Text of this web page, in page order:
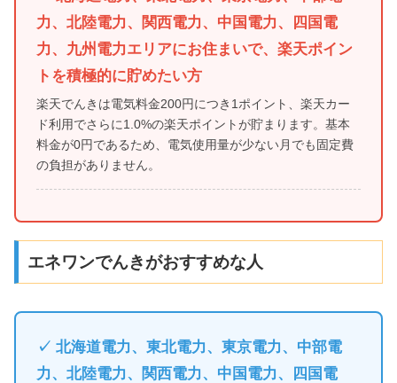
力、北陸電力、関西電力、中国電力、四国電
力、九州電力エリアにお住まいで、楽天ポイン
トを積極的に貯めたい方
楽天でんきは電気料金200円につき1ポイント、楽天カー
ド利用でさらに1.0%の楽天ポイントが貯まります。基本
料金が0円であるため、電気使用量が少ない月でも固定費
の負担がありません。
エネワンでんきがおすすめな人
✓ 北海道電力、東北電力、東京電力、中部電
力、北陸電力、関西電力、中国電力、四国電